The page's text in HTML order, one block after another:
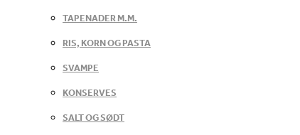
TAPENADER M.M.
RIS, KORN OG PASTA
SVAMPE
KONSERVES
SALT OG SØDT